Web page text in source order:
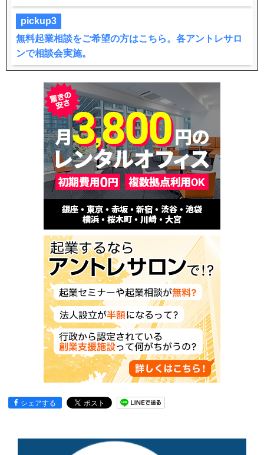
pickup3
無料起業相談をご希望の方はこちら。各アントレサロ
ンで相談会実施。
シェアする